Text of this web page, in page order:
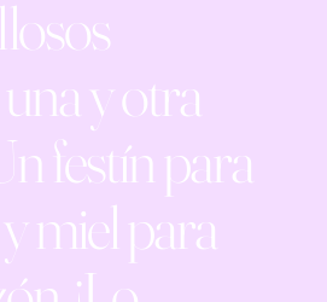
y otra
festín para
miel para